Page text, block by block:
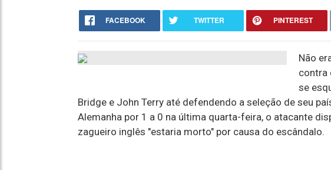
FACEBOOK TWITTER PINTEREST
Não
contra
se
Bridge e John Terry até defendendo a seleção de seu
Alemanha por 1 a 0 na última quarta-feira, o atacante
zagueiro inglês "estaria morto" por causa do escândalo.